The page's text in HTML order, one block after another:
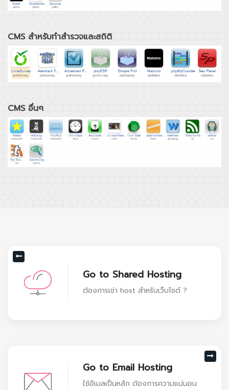
CMS สำหรับทำสำรวจและสถิติ
CMS อื่นๆ
Go to Shared Hosting
ต้องการเช่า host สำหรับเว็บไซต์ ?
Go to Email Hosting
ใช้อีเมลเป็นหลัก ต้องการความแน่นอน